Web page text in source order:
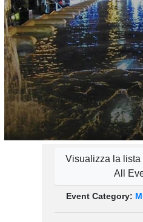
Visualizza la lista
All
Event Category: